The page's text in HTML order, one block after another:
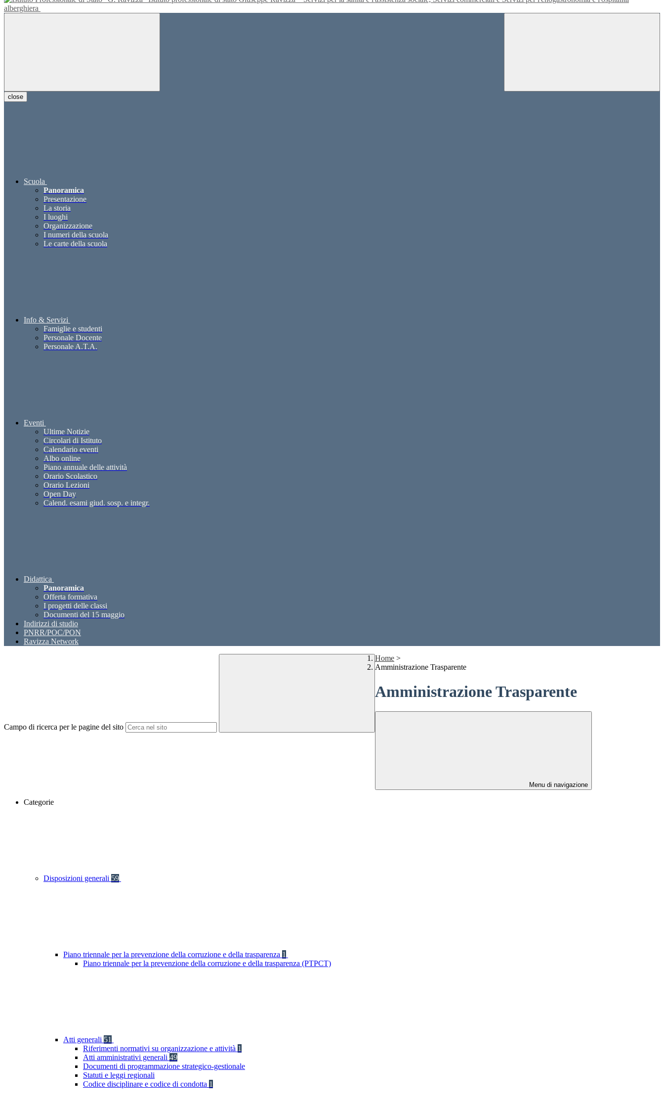
alberghiera
close
Scuola
Panoramica
Presentazione
La storia
I luoghi
Organizzazione
I numeri della scuola
Le carte della scuola
Info & Servizi
Famiglie e studenti
Personale Docente
Personale A.T.A.
Eventi
Ultime Notizie
Circolari di Istituto
Calendario eventi
Albo online
Piano annuale delle attività
Orario Scolastico
Orario Lezioni
Open Day
Calend. esami giud. sosp. e integr.
Didattica
Panoramica
Offerta formativa
I progetti delle classi
Documenti del 15 maggio
Indirizzi di studio
PNRR/POC/PON
Ravizza Network
Campo di ricerca per le pagine del sito
Home >
Amministrazione Trasparente
Amministrazione Trasparente
Menu di navigazione
Categorie
Disposizioni generali 59
Piano triennale per la prevenzione della corruzione e della trasparenza 1
Piano triennale per la prevenzione della corruzione e della trasparenza (PTPCT)
Atti generali 51
Riferimenti normativi su organizzazione e attività 1
Atti amministrativi generali 49
Documenti di programmazione strategico-gestionale
Statuti e leggi regionali
Codice disciplinare e codice di condotta 1